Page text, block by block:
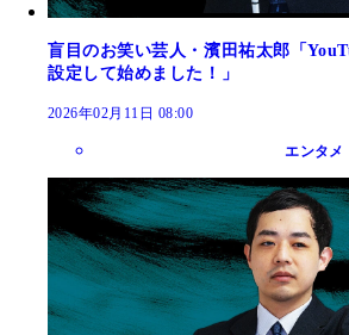
盲目のお笑い芸人・濱田祐太郎「
設定して始めました！」
2026年02月11日 08:00
エンタメ